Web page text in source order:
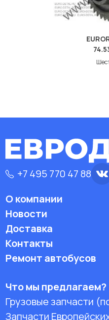
+7 495 770 47 88
О компании
Новости
Доставка
Контакты
Ремонт автобусов
Что мы предлагаем?
Грузовые запчасти
Запчасти